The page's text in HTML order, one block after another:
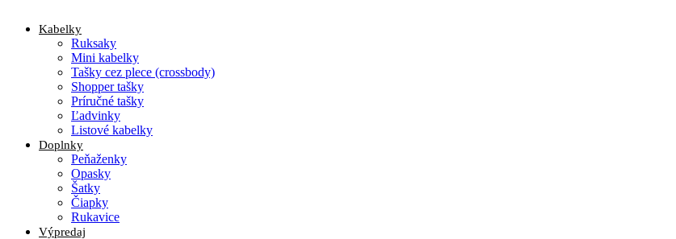
Kabelky
Ruksaky
Mini kabelky
Tašky cez plece (crossbody)
Shopper tašky
Príručné tašky
Ľadvinky
Listové kabelky
Doplnky
Peňaženky
Opasky
Šatky
Čiapky
Rukavice
Výpredaj